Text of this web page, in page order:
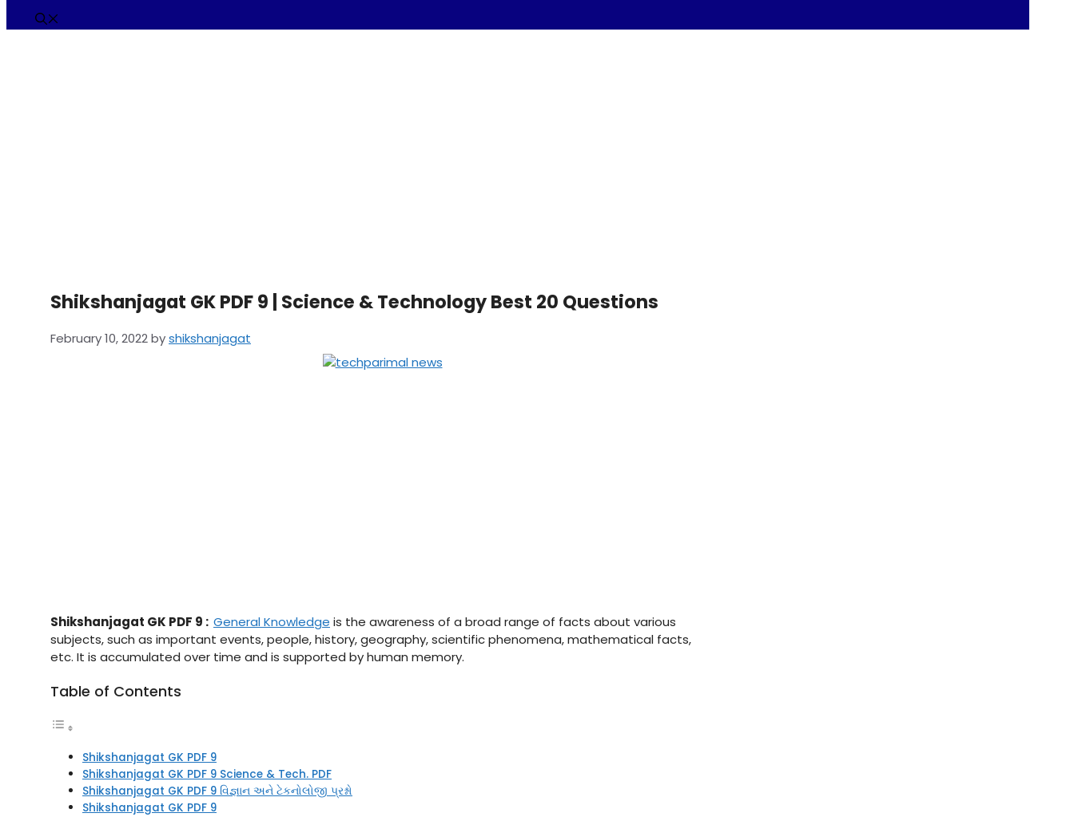
Shikshanjagat GK PDF 9 | Science & Technology Best 20 Questions
February 10, 2022byshikshanjagat
Shikshanjagat GK PDF 9 : General Knowledge is the awareness of a broad range of facts about various
subjects, such as important events, people, history, geography, scientific phenomena, mathematical facts,
etc. It is accumulated over time and is supported by human memory.
Table of Contents
Shikshanjagat GK PDF 9
Shikshanjagat GK PDF 9 Science & Tech. PDF
Shikshanjagat GK PDF 9 વિજ્ઞાન અને ટેકનોલોજી પ્રશ્નો
Shikshanjagat GK PDF 9